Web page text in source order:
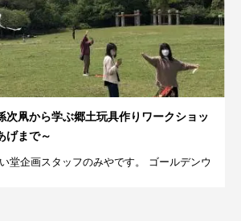
次凧から学ぶ郷土玩具作りワークショッ
げまで～
堂企画スタッフのみやです。 ゴールデンウ